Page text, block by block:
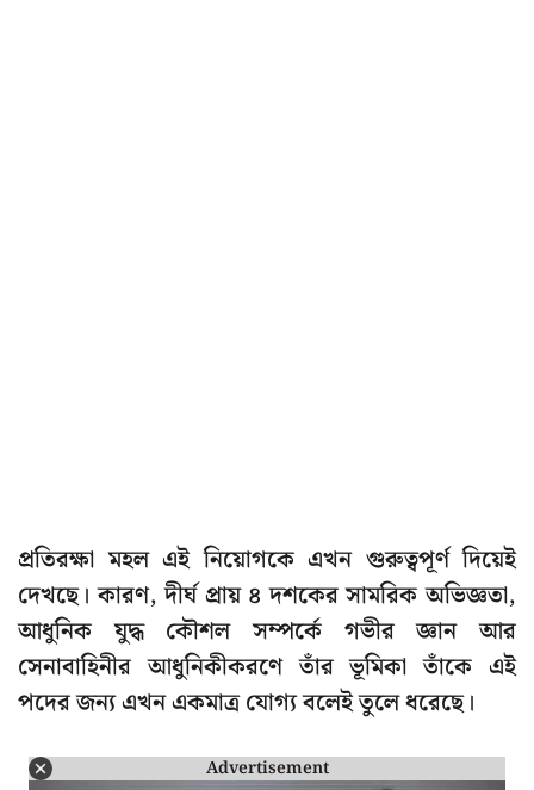
প্রতিরক্ষা মহল এই নিয়োগকে এখন গুরুত্বপূর্ণ দিয়েই
দেখছে। কারণ, দীর্ঘ প্রায় ৪ দশকের সামরিক অভিজ্ঞতা,
আধুনিক যুদ্ধ কৌশল সম্পর্কে গভীর জ্ঞান আর
সেনাবাহিনীর আধুনিকীকরণে তাঁর ভূমিকা তাঁকে এই
পদের জন্য এখন একমাত্র যোগ্য বলেই তুলে ধরেছে।
Advertisement